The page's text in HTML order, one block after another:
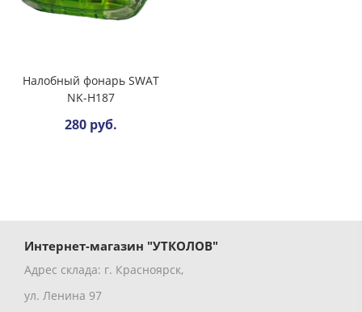
Налобный фонарь SWAT
NK-H187
280 руб.
Интернет-магазин "УТКОЛОВ"
Адрес склада: г. Красноярск,
ул. Ленина 97